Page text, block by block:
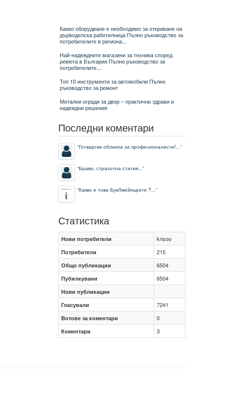
Какво оборудване е необходимо за откриване на
дърводелска работилница Пълно ръководство за
потребителите в региона...
Най-надеждните магазини за техника според
ревюта в България Пълно ръководство за
потребителите...
Топ 10 инструменти за автомобили Пълно
ръководство за ремонт
Метални огради за двор – практични здрави и
надеждни решения
Последни коментари
“Готварски облекла за професионалисти!...”
“Браво, страхотна статия...”
“Какво е това БукЛмейкърите ?...”
Статистика
Нови потребители
krisoo
Потребители
215
Общо публикации
6504
Пубилкувани
6504
Нови публикации
Гласували
7241
Вотове за коментари
0
Коментари
3